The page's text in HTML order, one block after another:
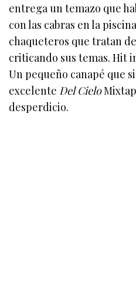
entrega un temazo que
con las cabras en la
chaqueteros que tratan
criticando sus temas. Hit
Un pequeño canapé que
excelente Del Cielo
desperdicio.